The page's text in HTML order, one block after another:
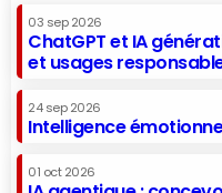
03 sep 2026
ChatGPT et IA
et usages
24 sep 2026
Intelligence
01 oct 2026